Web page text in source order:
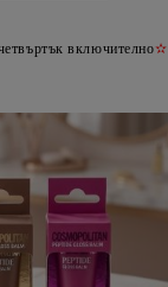
включително✫